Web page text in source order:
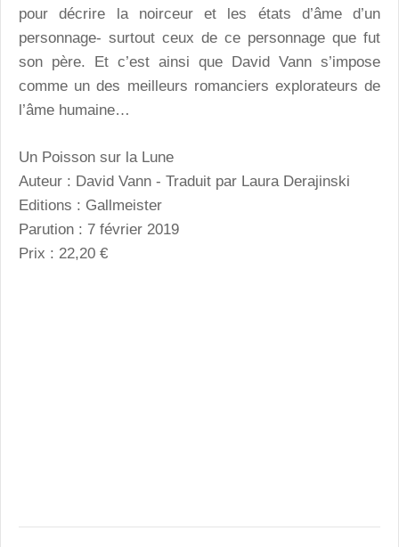
pour décrire la noirceur et les états d’âme d’un
personnage- surtout ceux de ce personnage que fut
son père. Et c’est ainsi que David Vann s’impose
comme un des meilleurs romanciers explorateurs de
l’âme humaine…
Un Poisson sur la Lune
Auteur : David Vann - Traduit par Laura Derajinski
Editions : Gallmeister
Parution : 7 février 2019
Prix : 22,20 €